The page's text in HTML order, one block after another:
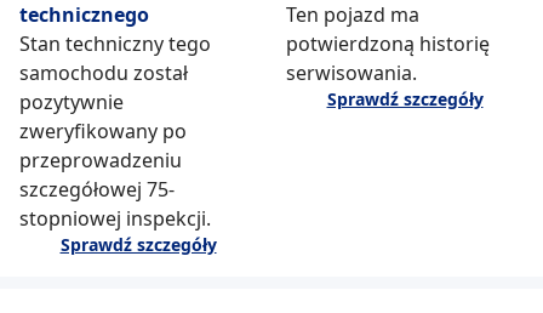
technicznego
Stan techniczny tego
samochodu został
pozytywnie
zweryfikowany po
przeprowadzeniu
szczegółowej 75-
stopniowej inspekcji.
Sprawdź szczegóły
Ten pojazd ma
potwierdzoną historię
serwisowania.
Sprawdź szczegóły